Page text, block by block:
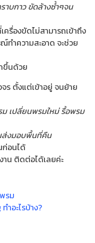
าบกาว ขัดล้างซ้ำๆจน
รื่องขัดไม่สามารถเข้าถึง
ำความสะอาด จะช่วย
ขึ้นด้วย
ร ตั้งแต่เข้าอยู่ จนย้าย
เปลี่ยนพรมใหม่ รื้อพรม
ส่งมอบพื้นที่คืน
ก่อนได้
าน ติดต่อได้เลยค่ะ
รม
ำอะไรบ้าง?